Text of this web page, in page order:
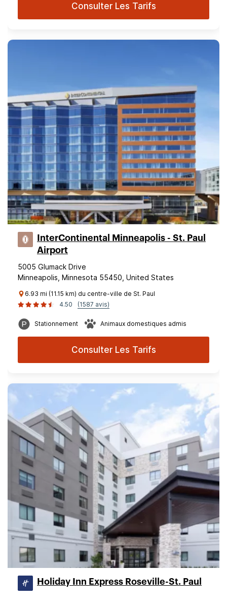
Consulter Les Tarifs
InterContinental Minneapolis - St. Paul
Airport
5005 Glumack Drive
Minneapolis, Minnesota 55450, United States
6.93 mi (11.15 km) du centre-ville de St. Paul
4.50
(1587 avis)
Stationnement Animaux domestiques admis
Consulter Les Tarifs
Holiday Inn Express Roseville-St. Paul